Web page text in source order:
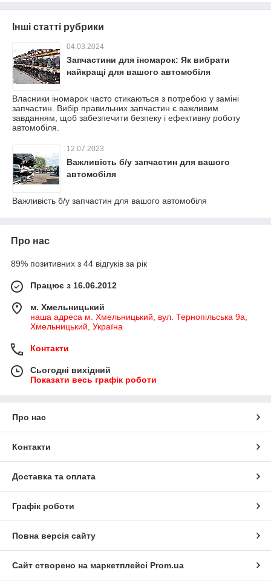
Інші статті рубрики
04.03.2024
Запчастини для іномарок: Як вибрати
найкращі для вашого автомобіля
Власники іномарок часто стикаються з потребою у заміні
запчастин. Вибір правильних запчастин є важливим
завданням, щоб забезпечити безпеку і ефективну роботу
автомобіля.
12.07.2023
Важливість б/у запчастин для вашого
автомобіля
Важливість б/у запчастин для вашого автомобіля
Про нас
89% позитивних з 44 відгуків за рік
Працює з 16.06.2012
м. Хмельницький
наша адреса м. Хмельницький, вул. Тернопільська 9а,
Хмельницький, Україна
Контакти
Сьогодні вихідний
Показати весь графік роботи
Про нас
Контакти
Доставка та оплата
Графік роботи
Повна версія сайту
Сайт створено на маркетплейсі Prom.ua